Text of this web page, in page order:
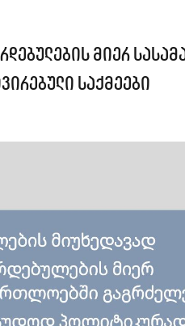
მიერ
საქმეები